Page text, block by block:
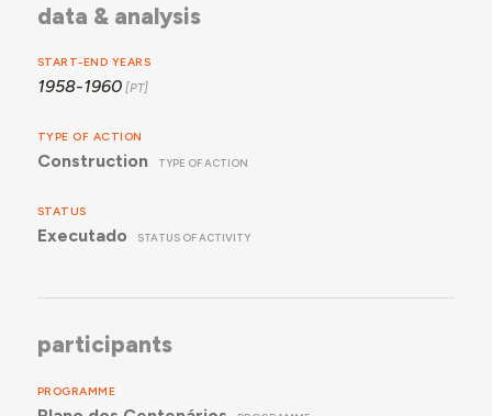
data & analysis
START-END YEARS
1958-1960
TYPE OF ACTION
Construction TYPE OF ACTION
STATUS
Executado STATUS OF ACTIVITY
participants
PROGRAMME